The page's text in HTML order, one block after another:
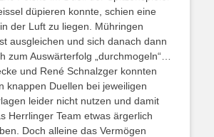
düpieren konnte, schien eine
der Luft zu liegen. Mühringen
ausgleichen und sich danach dann
zum Auswärterfolg „durchmogeln“…
und René Schnalzger konnten
knappen Duellen bei jeweiligen
leider nicht nutzen und damit
Herrlinger Team etwas ärgerlich
Doch alleine das Vermögen